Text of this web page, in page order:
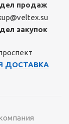
продаж
закупок
ДОСТАВКА